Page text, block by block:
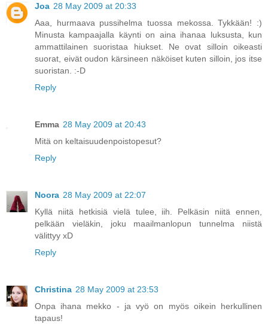
Joa 28 May 2009 at 20:33
Aaa, hurmaava pussihelma tuossa mekossa. Tykkään! :)
Minusta kampaajalla käynti on aina ihanaa luksusta, kun
ammattilainen suoristaa hiukset. Ne ovat silloin oikeasti
suorat, eivät oudon kärsineen näköiset kuten silloin, jos itse
suoristan. :-D
Reply
Emma 28 May 2009 at 20:43
Mitä on keltaisuudenpoistopesut?
Reply
Noora 28 May 2009 at 22:07
Kyllä niitä hetkisiä vielä tulee, iih. Pelkäsin niitä ennen,
pelkään vieläkin, joku maailmanlopun tunnelma niistä
välittyy xD
Reply
Christina 28 May 2009 at 23:53
Onpa ihana mekko - ja vyö on myös oikein herkullinen
tapaus!